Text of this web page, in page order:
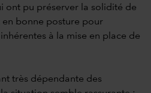
ont pu préserver la solidité de
en bonne posture pour
à la mise en place de
très dépendante des